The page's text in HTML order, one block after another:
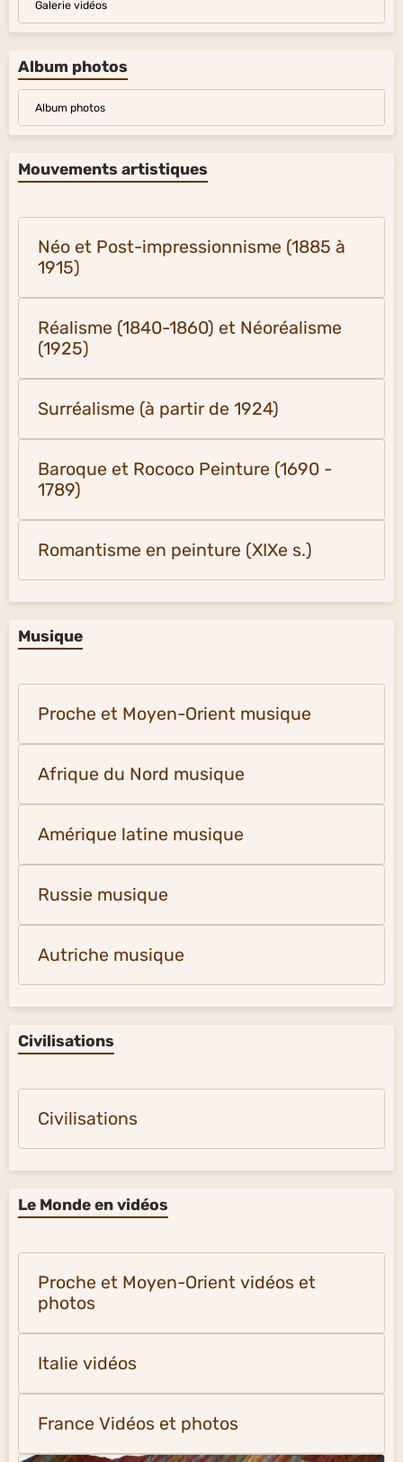
Galerie vidéos
Album photos
Album photos
Mouvements artistiques
Néo et Post-impressionnisme (1885 à
1915)
Réalisme (1840-1860) et Néoréalisme
(1925)
Surréalisme (à partir de 1924)
Baroque et Rococo Peinture (1690 -
1789)
Romantisme en peinture (XIXe s.)
Musique
Proche et Moyen-Orient musique
Afrique du Nord musique
Amérique latine musique
Russie musique
Autriche musique
Civilisations
Civilisations
Le Monde en vidéos
Proche et Moyen-Orient vidéos et
photos
Italie vidéos
France Vidéos et photos